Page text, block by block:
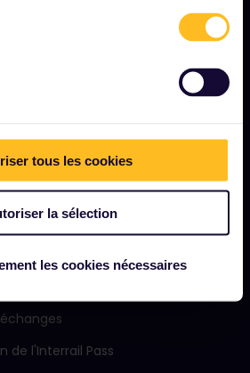
tous les cookies
la sélection
les cookies nécessaires
de l'Interrail Pass